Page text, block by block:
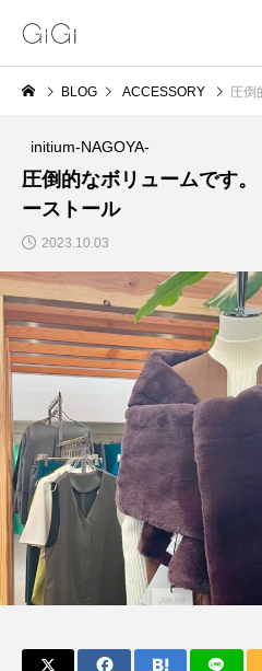
BLOG ACCESSORY 圧倒的
initium-NAGOYA-
圧倒的なボリュームです
ーストール
2023.10.03